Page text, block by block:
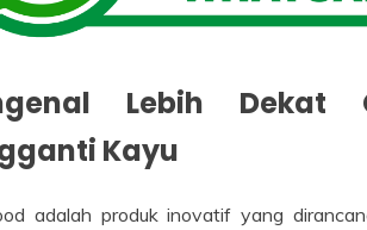
Lebih Dekat
Kayu
adalah produk inovatif yang